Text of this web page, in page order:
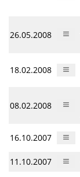
26.05.2008
18.02.2008
08.02.2008
16.10.2007
11.10.2007